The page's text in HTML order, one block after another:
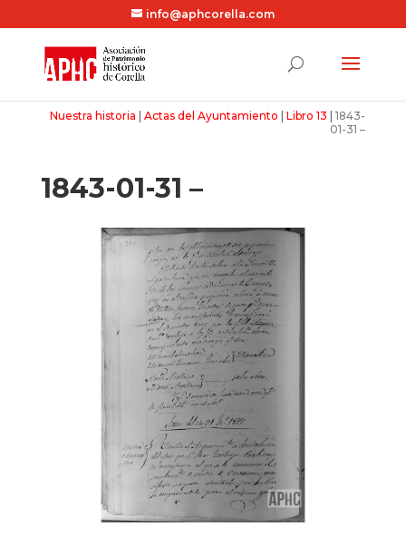
info@aphcorella.com
Nuestra historia |Actas del Ayuntamiento |Libro 13 |1843-
01-31 –
1843-01-31 –